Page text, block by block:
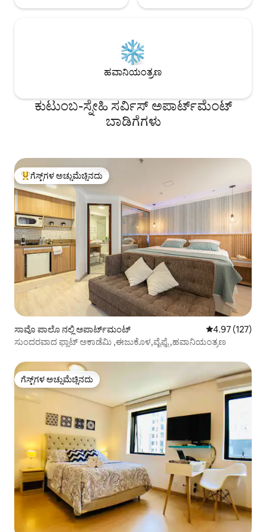
ಹವಾನಿಯಂತ್ರಣ
ಕುಟುಂಬ-ಸ್ನೇಹಿ ಸರ್ವಿಸ್ ಅಪಾರ್ಟ್‌ಮೆಂಟ್
ಬಾಡಿಗೆಗಳು
ಗೆಸ್ಟ್‌ಗಳಿಗೆ ಅತಿ ಹೆಚ್ಚು ಅಚ್ಚುಮೆಚ್ಚಿನದು
ಗೆಸ್ಟ್‌ಗಳ ಅಚ್ಚುಮೆಚ್ಚಿನದು
ಸಾವೊ ಪಾಲೊ ನಲ್ಲಿ ಅಪಾರ್ಟ್‌ಮಂಟ್ 5 ರಲ್ಲಿ 4.97
4.97 (127)
ಸುಂದರವಾದ ಫ್ಲಾಟ್ ಅಕಾಡೆಮಿ ,ಈಜುಕೊಳ,ವೈಫೈ ,ಹವಾನಿಯಂತ್ರಣ
ಗೆಸ್ಟ್‌ಗಳ ಅಚ್ಚುಮೆಚ್ಚಿನದು
ಗೆಸ್ಟ್‌ಗಳ ಅಚ್ಚುಮೆಚ್ಚಿನದು